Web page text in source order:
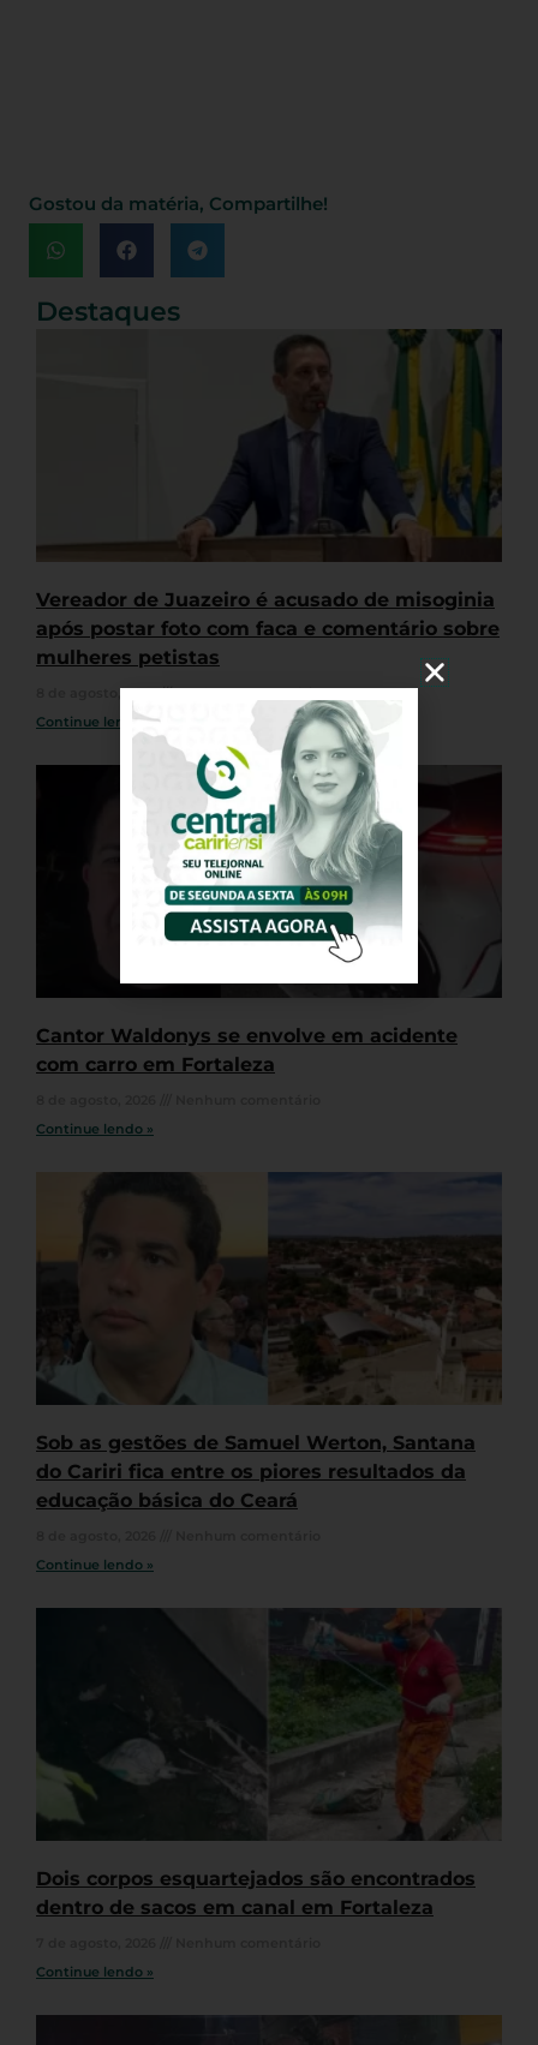
Gostou da matéria, Compartilhe!
Destaques
Vereador de Juazeiro é acusado de misoginia
após postar foto com faca e comentário sobre
mulheres petistas
8 de agosto, 2026
Nenhum comentário
Continue lendo »
Cantor Waldonys se envolve em acidente
com carro em Fortaleza
Continue lendo »
Sob as gestões de Samuel Werton, Santana
do Cariri fica entre os piores resultados da
educação básica do Ceará
Continue lendo »
Dois corpos esquartejados são encontrados
dentro de sacos em canal em Fortaleza
Continue lendo »